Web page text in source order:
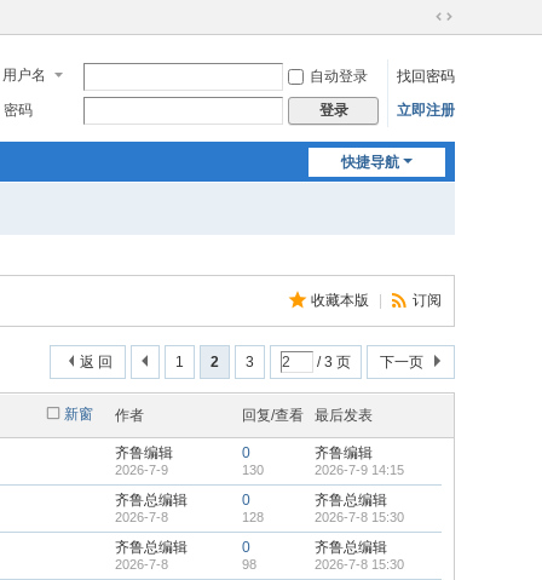
切
到
宽
用户名 自动登录
找回密码
密码
登录 立即注册
快捷导航
收藏本版 订阅
1 2 3 / 3 页 下一页
返 回
新窗 作者 回复/查看 最后发表
齐鲁编辑
2026-7-9
0
130
齐鲁编辑
2026-7-9 14:15
齐鲁总编辑
2026-7-8
0
128
齐鲁总编辑
2026-7-8 15:30
齐鲁总编辑
2026-7-8
0
98
齐鲁总编辑
2026-7-8 15:30